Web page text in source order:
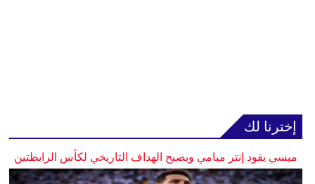
إخترنا لك
ميسي يقود إنتر ميامي ويصبح الهداف التاريخي لكأس الرابطتين